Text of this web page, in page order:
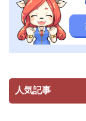
人気記事